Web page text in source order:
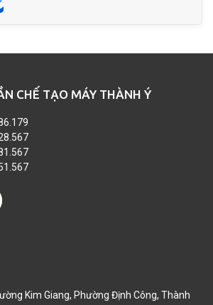
CHẾ TẠO MÁY THÀNH Ý
Kim Giang, Phường Định Công, Thành